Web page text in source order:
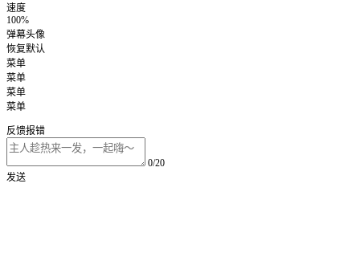
速度
100%
弹幕头像
恢复默认
菜单
菜单
菜单
菜单
反馈报错
0/20
发送